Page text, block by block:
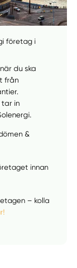
företag i
du ska
från
tar in
&
innan
– kolla